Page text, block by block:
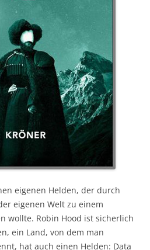
eigenen Helden, der durch
eigenen Welt zu einem
wollte. Robin Hood ist sicherlich
ein Land, von dem man
hat auch einen Helden: Data